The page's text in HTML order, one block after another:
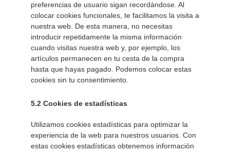
preferencias de usuario sigan recordándose. Al
colocar cookies funcionales, te facilitamos la visita a
nuestra web. De esta manera, no necesitas
introducir repetidamente la misma información
cuando visitas nuestra web y, por ejemplo, los
artículos permanecen en tu cesta de la compra
hasta que hayas pagado. Podemos colocar estas
cookies sin tu consentimiento.
5.2 Cookies de estadísticas
Utilizamos cookies estadísticas para optimizar la
experiencia de la web para nuestros usuarios. Con
estas cookies estadísticas obtenemos información